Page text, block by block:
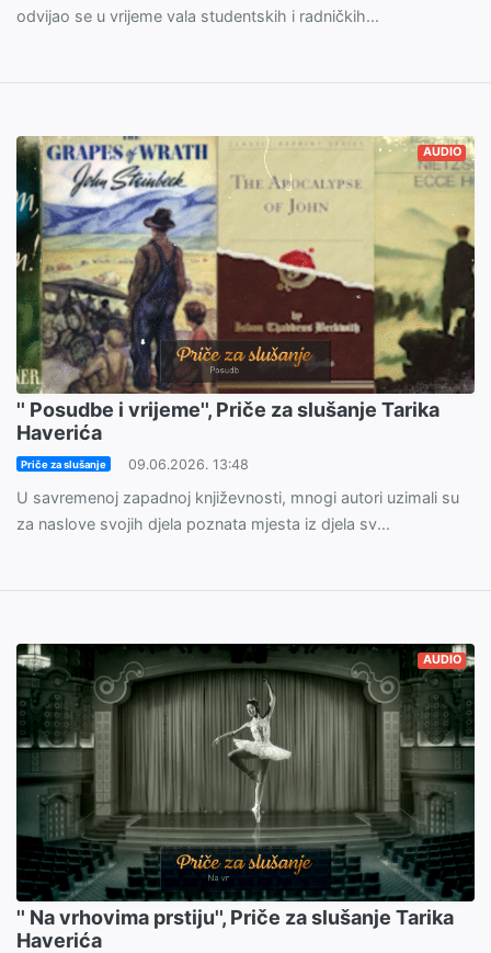
odvijao se u vrijeme vala studentskih i radničkih...
AUDIO
'' Posudbe i vrijeme'', Priče za slušanje Tarika
Haverića
Priče za slušanje 09.06.2026. 13:48
U savremenoj zapadnoj književnosti, mnogi autori uzimali su
za naslove svojih djela poznata mjesta iz djela sv...
AUDIO
'' Na vrhovima prstiju'', Priče za slušanje Tarika
Haverića